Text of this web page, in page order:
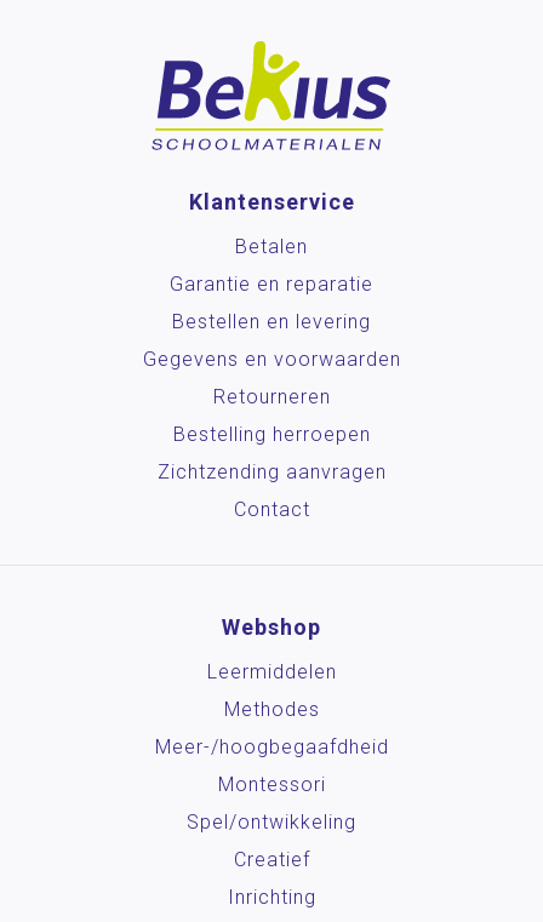
Klantenservice
Betalen
Garantie en reparatie
Bestellen en levering
Gegevens en voorwaarden
Retourneren
Bestelling herroepen
Zichtzending aanvragen
Contact
Webshop
Leermiddelen
Methodes
Meer-/hoog­begaafdheid
Montessori
Spel/ontwikkeling
Creatief
Inrichting